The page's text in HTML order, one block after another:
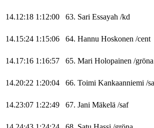
14.12:18 1:12:00 63. Sari Essayah /kd
14.15:24 1:15:06 64. Hannu Hoskonen /cent
14.17:16 1:16:57 65. Mari Holopainen /gröna
14.20:22 1:20:04 66. Toimi Kankaanniemi /
14.23:07 1:22:49 67. Jani Mäkelä /saf